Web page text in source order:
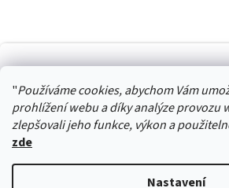
"Používáme cookies, abychom Vám
prohlížení webu a díky analýze provozu
zlepšovali jeho funkce, výkon a
zde
Nastavení
HURTTA-
Stačí se přihlásit k odběru novinek z
Vaše :)
Ano, chci se přihlásit